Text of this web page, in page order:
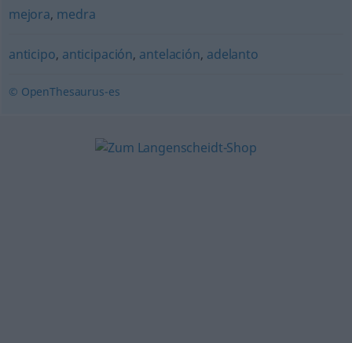
mejora, medra
anticipo, anticipación, antelación, adelanto
© OpenThesaurus-es